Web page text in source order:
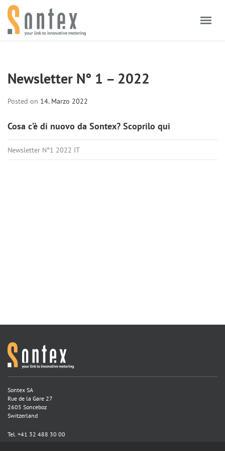
Skip to content
Newsletter N° 1 – 2022
Posted on 14. Marzo 2022
Cosa c’è di nuovo da Sontex? Scoprilo qui
Newsletter N°1 2022 IT
Sontex SA
Rue de la Gare 27
2605 Sonceboz
Switzerland
Tel. +41 32 488 30 00